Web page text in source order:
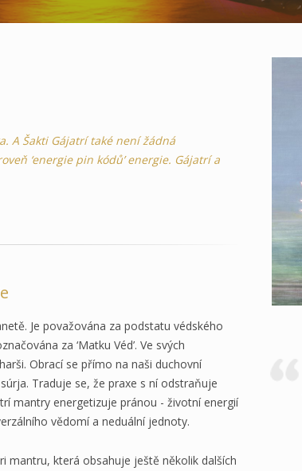
A Šakti Gájatrí také není žádná
‘energie pin kódů’ energie. Gájatrí a
Je považována za podstatu védského
za ‘Matku Véd’. Ve svých
Obrací se přímo na naši duchovní
Traduje se, že praxe s ní odstraňuje
mantry energetizuje pránou - životní energií
vědomí a neduální jednoty.
mantru, která obsahuje ještě několik dalších